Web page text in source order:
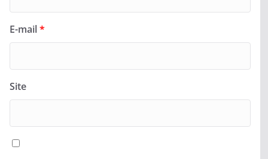
E-mail*
Site